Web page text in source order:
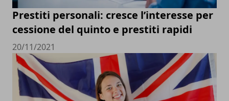
Prestiti personali: cresce l’interesse per
cessione del quinto e prestiti rapidi
20/11/2021